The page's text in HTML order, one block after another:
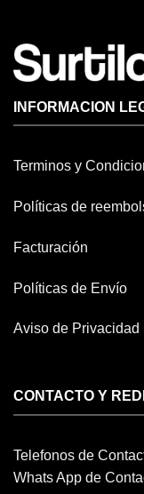
INFORMACION
Terminos y
Políticas de
Facturación
Políticas de Envío
Aviso de Privacidad
CONTACTO Y
Telefonos de
Whats App de